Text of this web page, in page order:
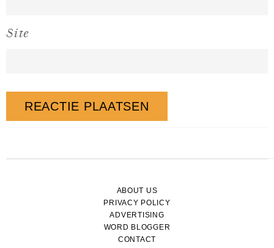
Site
ABOUT US
PRIVACY POLICY
ADVERTISING
WORD BLOGGER
CONTACT